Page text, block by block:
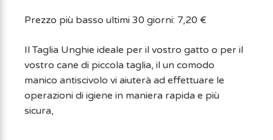
Prezzo più basso ultimi 30 giorni: 7,20 €
Il Taglia Unghie ideale per il vostro gatto o per il
vostro cane di piccola taglia, il un comodo
manico antiscivolo vi aiuterà ad effettuare le
operazioni di igiene in maniera rapida e più
sicura,